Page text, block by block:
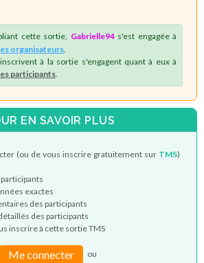
cette sortie, Gabrielle94s'est engagée à
organisateurs
à la sortie s'engagent quant à eux à
participants
EN SAVOIR PLUS
(ou de vous inscrire gratuitement sur TMS)
exactes
des participants
des participants
inscrire à cette sortie TMS
Me connecter ou